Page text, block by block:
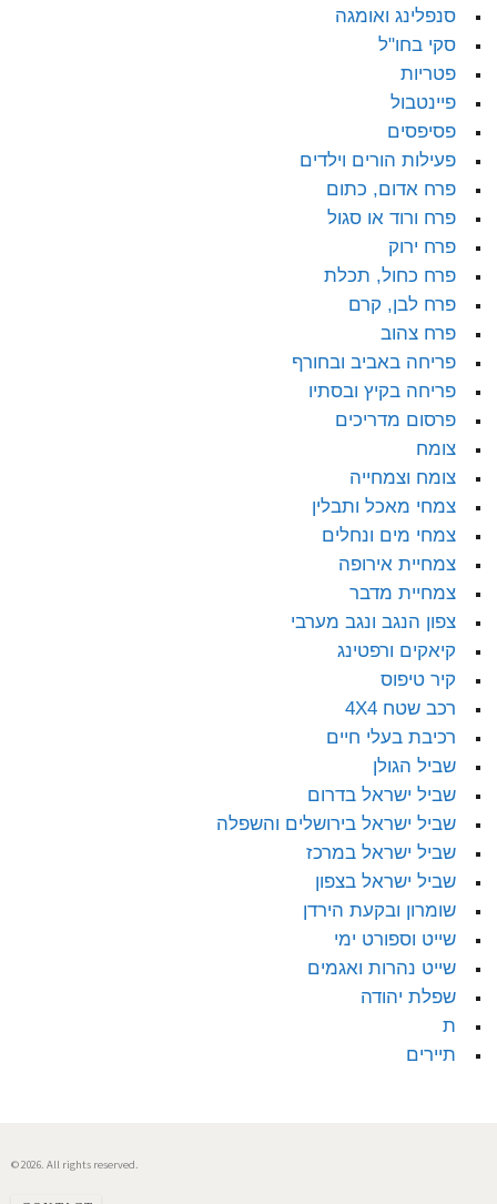
סנפלינג ואומגה
סקי בחו"ל
פטריות
פיינטבול
פסיפסים
פעילות הורים וילדים
פרח אדום, כתום
פרח ורוד או סגול
פרח ירוק
פרח כחול, תכלת
פרח לבן, קרם
פרח צהוב
פריחה באביב ובחורף
פריחה בקיץ ובסתיו
פרסום מדריכים
צומח
צומח וצמחייה
צמחי מאכל ותבלין
צמחי מים ונחלים
צמחיית אירופה
צמחיית מדבר
צפון הנגב ונגב מערבי
קיאקים ורפטינג
קיר טיפוס
רכב שטח 4X4
רכיבת בעלי חיים
שביל הגולן
שביל ישראל בדרום
שביל ישראל בירושלים והשפלה
שביל ישראל במרכז
שביל ישראל בצפון
שומרון ובקעת הירדן
שייט וספורט ימי
שייט נהרות ואגמים
שפלת יהודה
ת
תיירים
© 2026. All rights reserved.